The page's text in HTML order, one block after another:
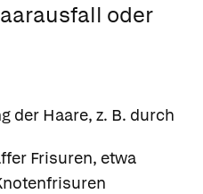
oder
der Haare, z. B. durch
Frisuren, etwa